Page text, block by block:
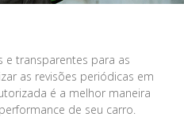
e transparentes para as
as revisões periódicas em
é a melhor maneira
de seu carro.